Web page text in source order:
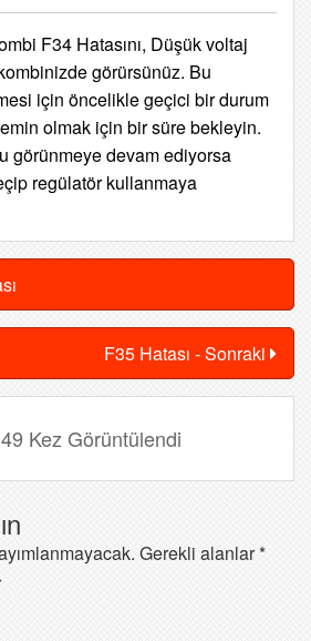
F34 Hatasını, Düşük voltaj
görürsünüz. Bu
için önceliklegeçici bir durum
olmak için bir süre bekleyin.
görünmeye devam ediyorsa
regülatör kullanmaya
F35 Hatası - Sonraki
Kez Görüntülendi
Gerekli alanlar*